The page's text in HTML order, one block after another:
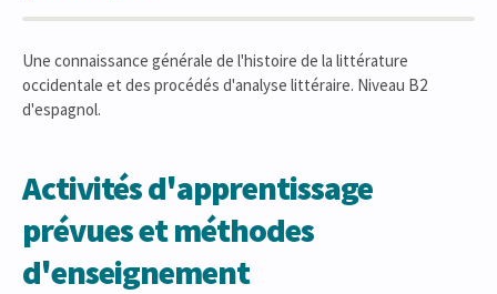
Une connaissance générale de l'histoire de la littérature
occidentale et des procédés d'analyse littéraire. Niveau B2
d'espagnol.
Activités d'apprentissage
prévues et méthodes
d'enseignement